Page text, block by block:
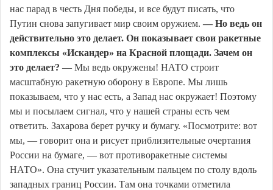
нас парад в честь Дня победы, и все будут писать, что
Путин снова запугивает мир своим оружием. — Но ведь он
действительно это делает. Он показывает свои ракетные
комплексы «Искандер» на Красной площади. Зачем он
это делает? — Мы ведь окружены! НАТО строит
масштабную ракетную оборону в Европе. Мы лишь
показываем, что у нас есть, а Запад нас окружает! Поэтому
мы и посылаем сигнал, что у нашей страны есть чем
ответить. Захарова берет ручку и бумагу. «Посмотрите: вот
мы, — говорит она и рисует приблизительные очертания
России на бумаге, — вот противоракетные системы
НАТО». Она стучит указательным пальцем по столу вдоль
западных границ России. Там она точками отметила